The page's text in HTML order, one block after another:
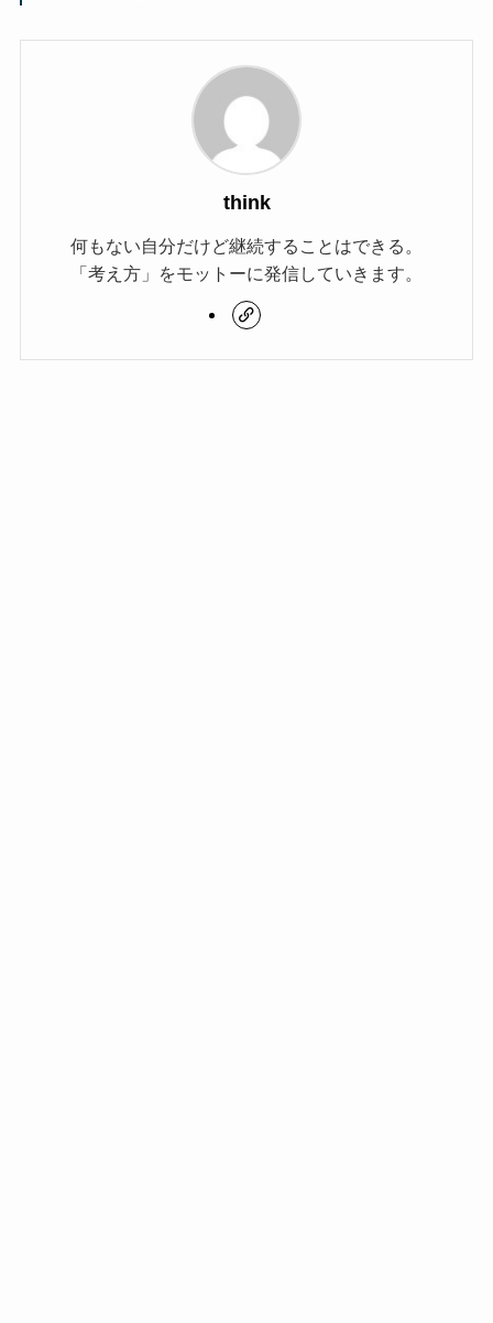
think
何もない自分だけど継続することはできる。
「考え方」をモットーに発信していきます。